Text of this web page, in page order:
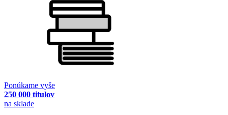
Ponúkame vyše
250 000 titulov
na sklade